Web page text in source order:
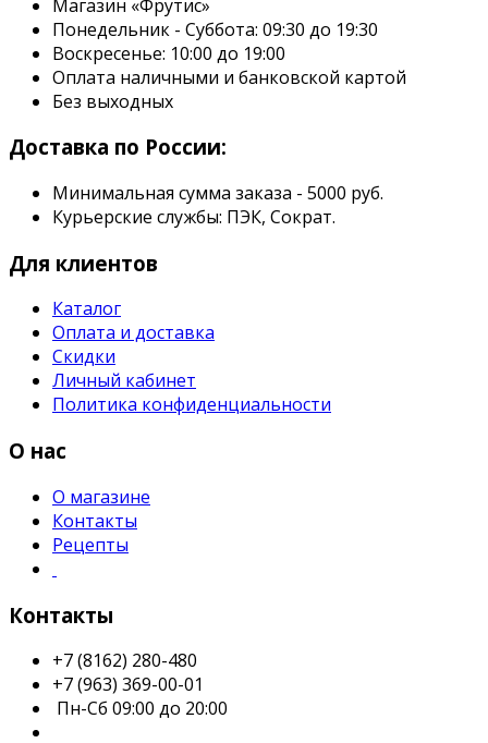
Магазин «Фрутис»
Понедельник - Суббота: 09:30 до 19:30
Воскресенье: 10:00 до 19:00
Оплата наличными и банковской картой
Без выходных
Доставка по России:
Минимальная сумма заказа - 5000 руб.
Курьерские службы: ПЭК, Сократ.
Для клиентов
Каталог
Оплата и доставка
Скидки
Личный кабинет
Политика конфиденциальности
О нас
О магазине
Контакты
Рецепты
Контакты
+7 (8162) 280-480
+7 (963) 369-00-01
Пн-Сб 09:00 до 20:00